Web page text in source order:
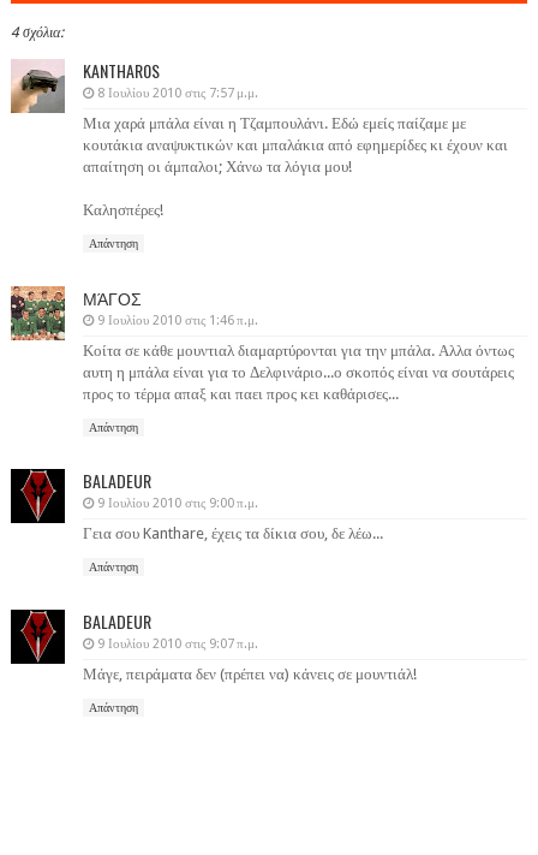
4 σχόλια:
KANTHAR0S
8 Ιουλίου 2010 στις 7:57 μ.μ.
Μια χαρά μπάλα είναι η Τζαμπουλάνι. Εδώ εμείς παίζαμε με
κουτάκια αναψυκτικών και μπαλάκια από εφημερίδες κι έχουν και
απαίτηση οι άμπαλοι; Χάνω τα λόγια μου!
Καλησπέρες!
Απάντηση
ΜΆΓΟΣ
9 Ιουλίου 2010 στις 1:46 π.μ.
Κοίτα σε κάθε μουντιαλ διαμαρτύρονται για την μπάλα. Αλλα όντως
αυτη η μπάλα είναι για το Δελφινάριο...ο σκοπός είναι να σουτάρεις
προς το τέρμα απαξ και παει προς κει καθάρισες...
Απάντηση
BALADEUR
9 Ιουλίου 2010 στις 9:00 π.μ.
Γεια σου Kanthare, έχεις τα δίκια σου, δε λέω...
Απάντηση
BALADEUR
9 Ιουλίου 2010 στις 9:07 π.μ.
Μάγε, πειράματα δεν (πρέπει να) κάνεις σε μουντιάλ!
Απάντηση